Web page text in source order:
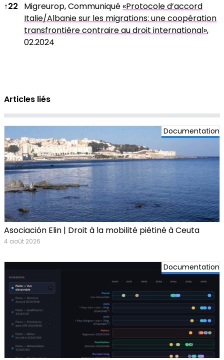
↑22 Migreurop, Communiqué «Protocole d’accord
Italie/Albanie sur les migrations: une coopération
transfrontière contraire au droit international»,
02.2024
Articles liés
Documentation
Asociación Elin | Droit à la mobilité piétiné à Ceuta
4 août 2026
Documentation